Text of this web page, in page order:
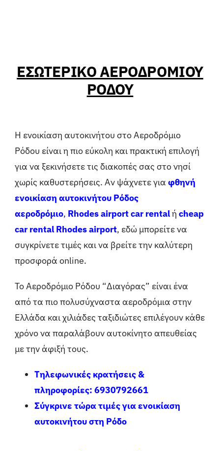
ΕΣΩΤΕΡΙΚΟ ΑΕΡΟΔΡΟΜΙΟΥ
ΡΟΔΟΥ
Η ενοικίαση αυτοκινήτου στο Αεροδρόμιο
Ρόδου είναι η πιο εύκολη και πρακτική επιλογή
για να ξεκινήσετε τις διακοπές σας στο νησί
χωρίς καθυστερήσεις. Αν ψάχνετε για φθηνή
ενοικίαση αυτοκινήτου Ρόδος
αεροδρόμιο, Rhodes airport car rentalή cheap
car rental Rhodes airport, εδώ μπορείτε να
συγκρίνετε τιμές και να βρείτε την καλύτερη
προσφορά online.
Το Αεροδρόμιο Ρόδου “Διαγόρας” είναι ένα
από τα πιο πολυσύχναστα αεροδρόμια στην
Ελλάδα και χιλιάδες ταξιδιώτες επιλέγουν κάθε
χρόνο να παραλάβουν αυτοκίνητο απευθείας
με την άφιξή τους.
Τηλεφωνικές κρατήσεις &
πληροφορίες: 6930792661
Σύγκρινε τώρα τιμές για ενοικίαση
αυτοκινήτου στη Ρόδο